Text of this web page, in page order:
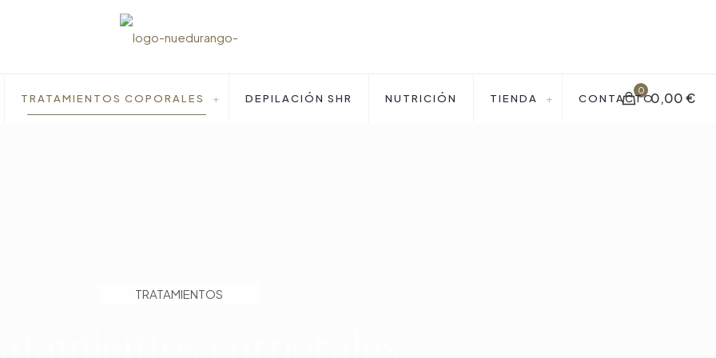
TRATAMIENTOS COPORALES DEPILACIÓN SHR NUTRICIÓN TIENDA CONTACTO
0 0,00 €
TRATAMIENTOS